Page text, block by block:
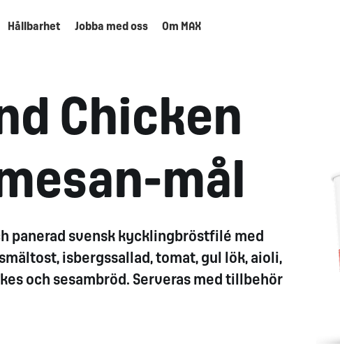
Hållbarhet Jobba med oss Om MAX
Chicken
mål
panerad svensk kycklingbröstfilé med
isbergssallad, tomat, gul lök, aioli,
och sesambröd. Serveras med tillbehör